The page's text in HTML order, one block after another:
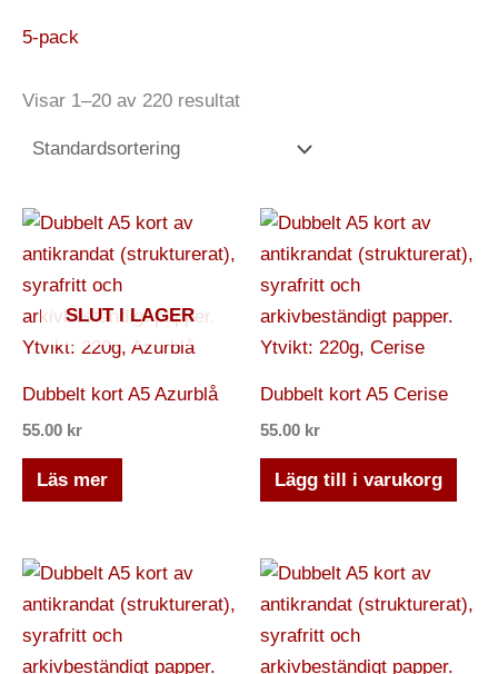
5-pack
Visar 1–20 av 220 resultat
SLUT I LAGER
Dubbelt kort A5 Azurblå
55.00 kr
Läs mer
Dubbelt kort A5 Cerise
55.00 kr
Lägg till i varukorg